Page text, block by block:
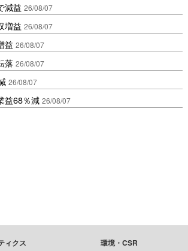
減益 26/08/07
増益 26/08/07
益 26/08/07
落 26/08/07
26/08/07
益68％減 26/08/07
ィクス 環境・CSR